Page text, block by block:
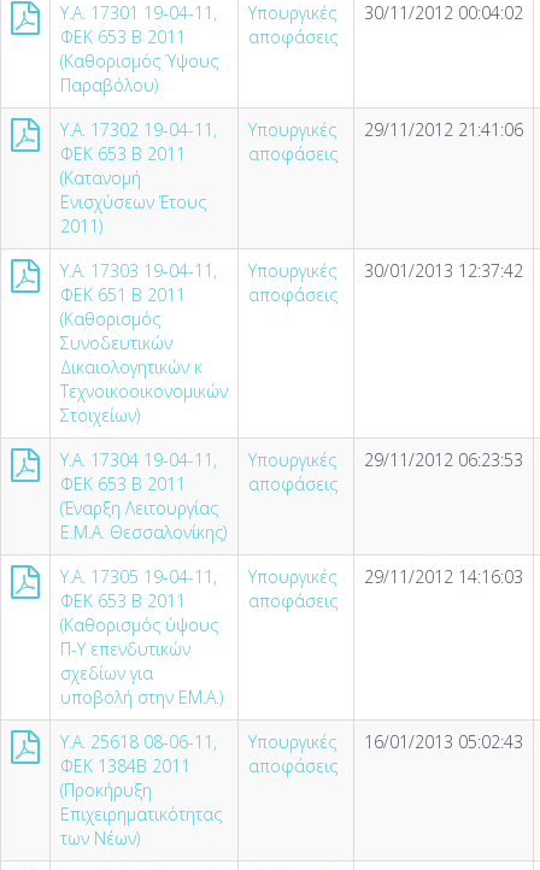
Υ.Α. 17301 19-04-11,
ΦΕΚ 653 Β 2011
(Καθορισμός Ύψους
Παραβόλου)
Υπουργικές
αποφάσεις
30/11/2012 00:04:02
Υ.Α. 17302 19-04-11,
ΦΕΚ 653 Β 2011
(Κατανομή
Ενισχύσεων Έτους
2011)
Υπουργικές
αποφάσεις
29/11/2012 21:41:06
Υ.Α. 17303 19-04-11,
ΦΕΚ 651 Β 2011
(Καθορισμός
Συνοδευτικών
Δικαιολογητικών κ
Τεχνοικοοικονομικών
Στοιχείων)
Υπουργικές
αποφάσεις
30/01/2013 12:37:42
Υ.Α. 17304 19-04-11,
ΦΕΚ 653 Β 2011
(Έναρξη Λειτουργίας
Ε.Μ.Α. Θεσσαλονίκης)
Υπουργικές
αποφάσεις
29/11/2012 06:23:53
Υ.Α. 17305 19-04-11,
ΦΕΚ 653 Β 2011
(Καθορισμός ύψους
Π-Υ επενδυτικών
σχεδίων για
υποβολή στην ΕΜ.Α.)
Υπουργικές
αποφάσεις
29/11/2012 14:16:03
Υ.Α. 25618 08-06-11,
ΦΕΚ 1384Β 2011
(Προκήρυξη
Επιχειρηματικότητας
των Νέων)
Υπουργικές
αποφάσεις
16/01/2013 05:02:43